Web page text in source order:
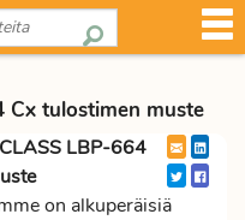
Cx tulostimen muste
LBP-664
on alkuperäisiä